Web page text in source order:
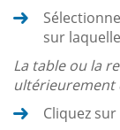
sur
La table ou la
ultérieurement
Cliquez sur